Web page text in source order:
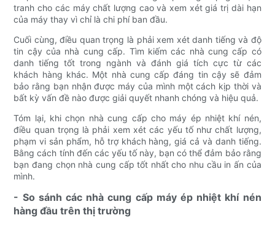
tranh cho các máy chất lượng cao và xem xét giá trị dài hạn
của máy thay vì chỉ là chi phí ban đầu.
Cuối cùng, điều quan trọng là phải xem xét danh tiếng và độ
tin cậy của nhà cung cấp. Tìm kiếm các nhà cung cấp có
danh tiếng tốt trong ngành và đánh giá tích cực từ các
khách hàng khác. Một nhà cung cấp đáng tin cậy sẽ đảm
bảo rằng bạn nhận được máy của mình một cách kịp thời và
bất kỳ vấn đề nào được giải quyết nhanh chóng và hiệu quả.
Tóm lại, khi chọn nhà cung cấp cho máy ép nhiệt khí nén,
điều quan trọng là phải xem xét các yếu tố như chất lượng,
phạm vi sản phẩm, hỗ trợ khách hàng, giá cả và danh tiếng.
Bằng cách tính đến các yếu tố này, bạn có thể đảm bảo rằng
bạn đang chọn nhà cung cấp tốt nhất cho nhu cầu in ấn của
mình.
- So sánh các nhà cung cấp máy ép nhiệt khí nén
hàng đầu trên thị trường